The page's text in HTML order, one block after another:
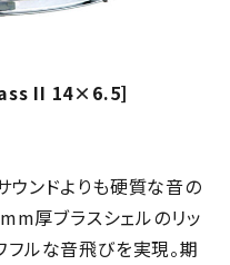
II 14×6.5]
ウンドよりも硬質な音の
厚ブラスシェルのリッ
ルな音飛びを実現。期